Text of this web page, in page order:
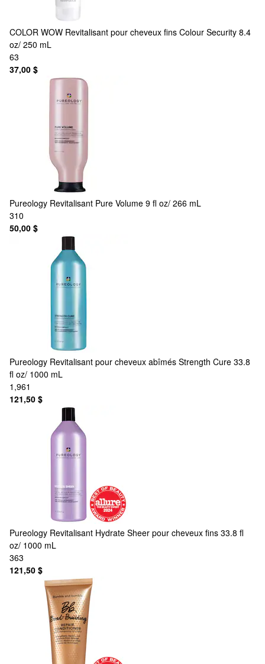
COLOR WOW Revitalisant pour cheveux fins Colour Security 8.4
oz/ 250 mL
63
37,00 $
Pureology Revitalisant Pure Volume 9 fl oz/ 266 mL
310
50,00 $
Pureology Revitalisant pour cheveux abîmés Strength Cure 33.8
fl oz/ 1000 mL
1,961
121,50 $
Pureology Revitalisant Hydrate Sheer pour cheveux fins 33.8 fl
oz/ 1000 mL
363
121,50 $